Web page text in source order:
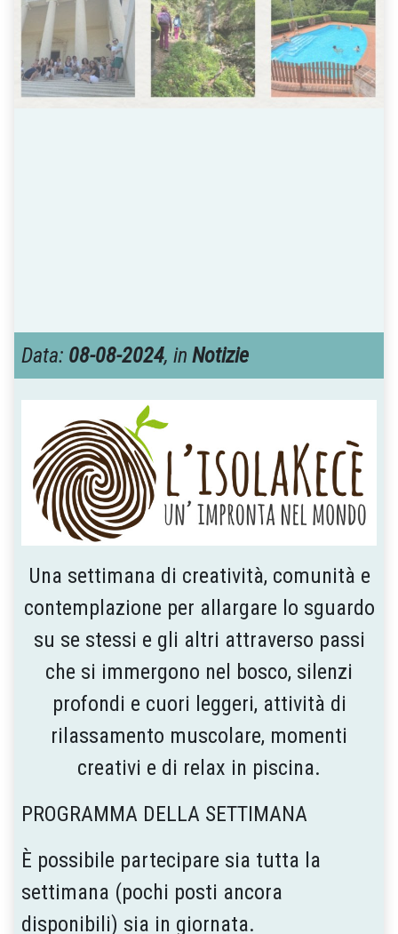
Data: 08-08-2024, in Notizie
Una settimana di creatività, comunità e
contemplazione per allargare lo sguardo
su se stessi e gli altri attraverso passi
che si immergono nel bosco, silenzi
profondi e cuori leggeri, attività di
rilassamento muscolare, momenti
creativi e di relax in piscina.
PROGRAMMA DELLA SETTIMANA
È possibile partecipare sia tutta la
settimana (pochi posti ancora
disponibili) sia in giornata.